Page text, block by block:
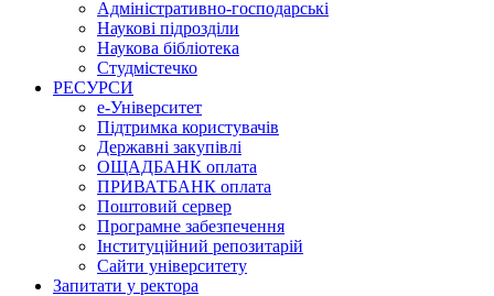
Адміністративно-господарські
Наукові підрозділи
Наукова бібліотека
Студмістечко
РЕСУРСИ
е-Університет
Підтримка користувачів
Державні закупівлі
ОЩАДБАНК оплата
ПРИВАТБАНК оплата
Поштовий сервер
Програмне забезпечення
Інституційний репозитарій
Сайти університету
Запитати у ректора